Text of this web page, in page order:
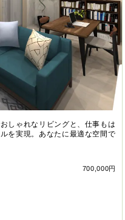
しゃれなリビングと、仕事もは
を実現。あなたに最適な空間で
700,000円